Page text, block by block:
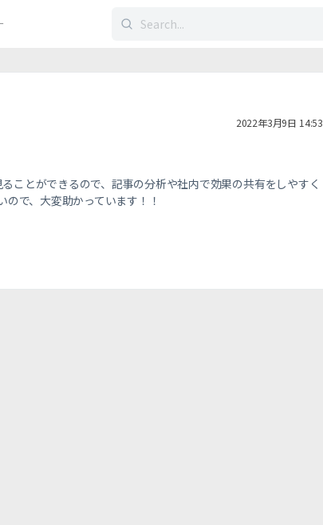
検
2022年3月9日 14:53
ことができるので、記事の分析や社内で効果の共有をしやすく
で、大変助かっています！！